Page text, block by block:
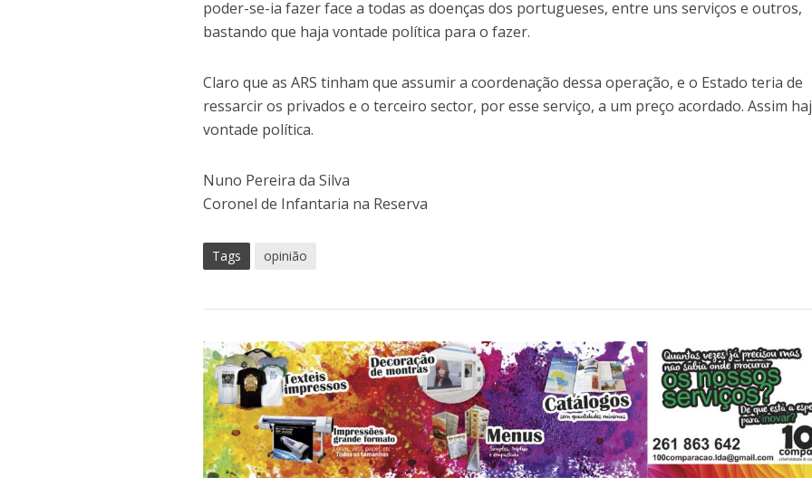
poder-se-ia fazer face a todas as doenças dos portugueses, entre uns serviços e outros,
bastando que haja vontade política para o fazer.
Claro que as ARS tinham que assumir a coordenação dessa operação, e o Estado teria de
ressarcir os privados e o terceiro sector, por esse serviço, a um preço acordado. Assim
vontade política.
Nuno Pereira da Silva
Coronel de Infantaria na Reserva
Tags opinião